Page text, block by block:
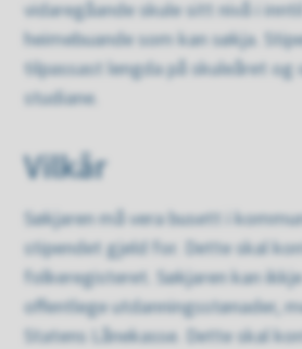
vidaregåande skule sitt nivå i
heimebuande som kan søkja.
tilpassast lengda på skuleåret
studiane.
Vilkår
Søkjaren må vera busett i
stipendet gjeld for. Dette skal
folkeregisteret. Søkjaren kan
offentlege utdanningsstønader,
Statens Lånekasse. Dette skal